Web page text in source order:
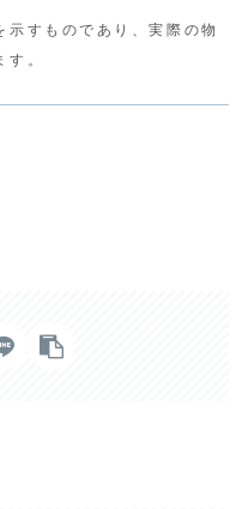
すものであり、実際の物
。